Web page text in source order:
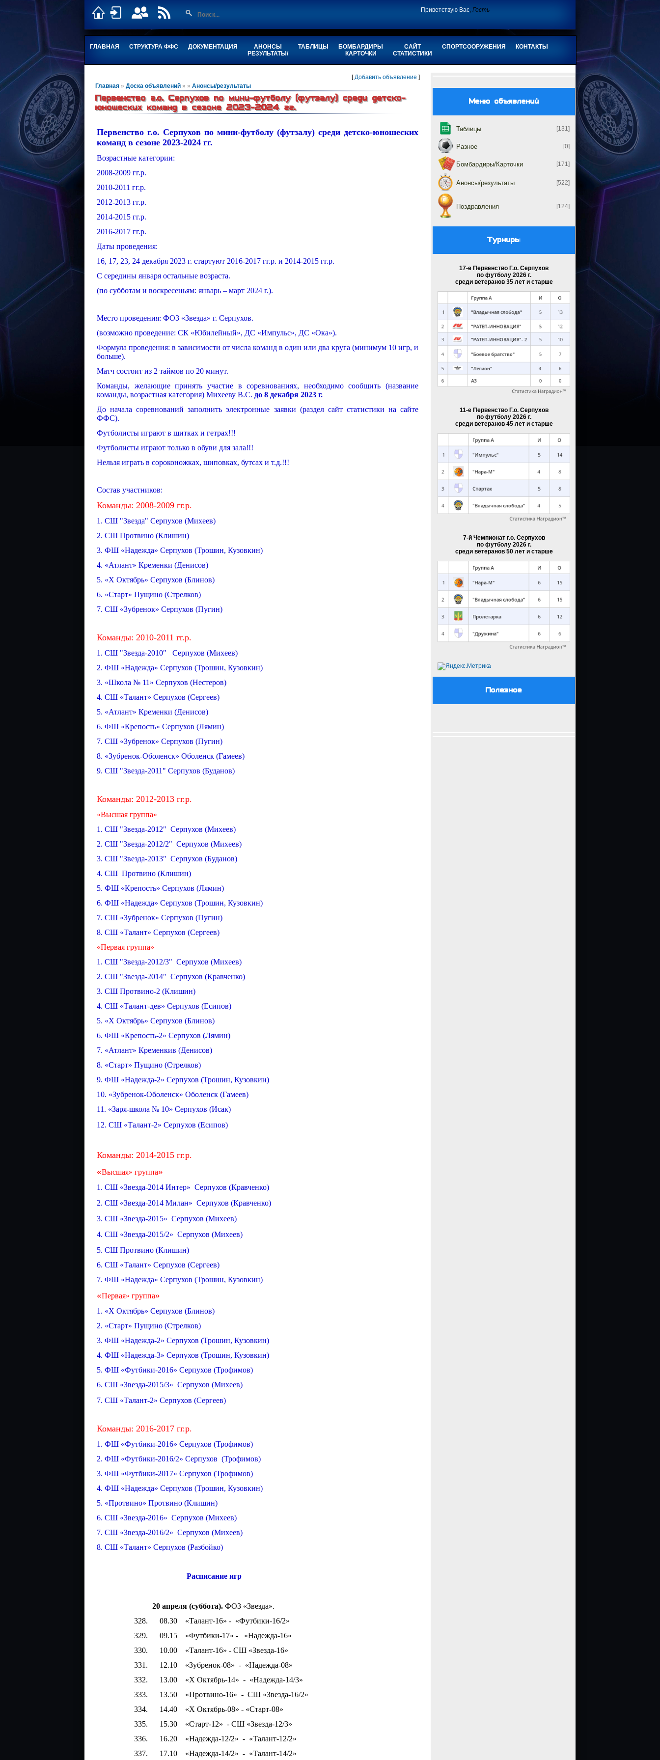
Приветствую Вас,Гость
ГЛАВНАЯ СТРУКТУРА ФФС ДОКУМЕНТАЦИЯ
АНОНСЫ
РЕЗУЛЬТАТЫ/
ТАБЛИЦЫ
БОМБАРДИРЫ
КАРТОЧКИ
САЙТ
СТАТИСТИКИ
СПОРТСООРУЖЕНИЯ КОНТАКТЫ
[Добавить объявление ]
Главная » Доска объявлений » » Анонсы/результаты
Первенство г.о. Серпухов по мини-футболу (футзалу) среди детско-
юношеских команд в сезоне 2023-2024 гг.
Первенство г.о. Серпухов по мини-футболу (футзалу) среди детско-юношеских
команд в сезоне 2023-2024 гг.
Возрастные категории:
2008-2009 гг.р.
2010-2011 гг.р.
2012-2013 гг.р.
2014-2015 гг.р.
2016-2017 гг.р.
Даты проведения:
16, 17, 23, 24 декабря 2023 г. стартуют 2016-2017 гг.р. и 2014-2015 гг.р.
С середины января остальные возраста.
(по субботам и воскресеньям: январь – март 2024 г.).
Место проведения: ФОЗ «Звезда» г. Серпухов.
(возможно проведение: СК «Юбилейный», ДС «Импульс», ДС «Ока»).
Формула проведения: в зависимости от числа команд в один или два круга (минимум 10 игр, и
больше).
Матч состоит из 2 таймов по 20 минут.
Команды, желающие принять участие в соревнованиях, необходимо сообщить (название
команды, возрастная категория) Михееву В.С. до 8 декабря 2023 г.
До начала соревнований заполнить электронные заявки (раздел сайт статистики на сайте
ФФС).
Футболисты играют в щитках и гетрах!!!
Футболисты играют только в обуви для зала!!!
Нельзя играть в сороконожках, шиповках, бутсах и т.д.!!!
Состав участников:
Команды: 2008-2009 гг.р.
1. СШ "Звезда" Серпухов (Михеев)
2. СШ Протвино (Клишин)
3. ФШ «Надежда» Серпухов (Трошин, Кузовкин)
4. «Атлант» Кременки (Денисов)
5. «Х Октябрь» Серпухов (Блинов)
6. «Старт» Пущино (Стрелков)
7. СШ «Зубренок» Серпухов (Пугин)
Команды: 2010-2011 гг.р.
1. СШ "Звезда-2010" Серпухов (Михеев)
2. ФШ «Надежда» Серпухов (Трошин, Кузовкин)
3. «Школа № 11» Серпухов (Нестеров)
4. СШ «Талант» Серпухов (Сергеев)
5. «Атлант» Кременки (Денисов)
6. ФШ «Крепость» Серпухов (Лямин)
7. СШ «Зубренок» Серпухов (Пугин)
8. «Зубренок-Оболенск» Оболенск (Гамеев)
9. СШ "Звезда-2011" Серпухов (Буданов)
Команды: 2012-2013 гг.р.
«Высшая группа»
1. СШ "Звезда-2012" Серпухов (Михеев)
2. СШ "Звезда-2012/2" Серпухов (Михеев)
3. СШ "Звезда-2013" Серпухов (Буданов)
4. СШ Протвино (Клишин)
5. ФШ «Крепость» Серпухов (Лямин)
6. ФШ «Надежда» Серпухов (Трошин, Кузовкин)
7. СШ «Зубренок» Серпухов (Пугин)
8. СШ «Талант» Серпухов (Сергеев)
«Первая группа»
1. СШ "Звезда-2012/3" Серпухов (Михеев)
2. СШ "Звезда-2014" Серпухов (Кравченко)
3. СШ Протвино-2 (Клишин)
4. СШ «Талант-дев» Серпухов (Есипов)
5. «Х Октябрь» Серпухов (Блинов)
6. ФШ «Крепость-2» Серпухов (Лямин)
7. «Атлант» Кременкив (Денисов)
8. «Старт» Пущино (Стрелков)
9. ФШ «Надежда-2» Серпухов (Трошин, Кузовкин)
10. «Зубренок-Оболенск» Оболенск (Гамеев)
11. «Заря-школа № 10» Серпухов (Исак)
12. СШ «Талант-2» Серпухов (Есипов)
Команды: 2014-2015 гг.р.
«Высшая» группа»
1. СШ «Звезда-2014 Интер» Серпухов (Кравченко)
2. СШ «Звезда-2014 Милан» Серпухов (Кравченко)
3. СШ «Звезда-2015» Серпухов (Михеев)
4. СШ «Звезда-2015/2» Серпухов (Михеев)
5. СШ Протвино (Клишин)
6. СШ «Талант» Серпухов (Сергеев)
7. ФШ «Надежда» Серпухов (Трошин, Кузовкин)
«Первая» группа»
1. «Х Октябрь» Серпухов (Блинов)
2. «Старт» Пущино (Стрелков)
3. ФШ «Надежда-2» Серпухов (Трошин, Кузовкин)
4. ФШ «Надежда-3» Серпухов (Трошин, Кузовкин)
5. ФШ «Футбики-2016» Серпухов (Трофимов)
6. СШ «Звезда-2015/3» Серпухов (Михеев)
7. СШ «Талант-2» Серпухов (Сергеев)
Команды: 2016-2017 гг.р.
1. ФШ «Футбики-2016» Серпухов (Трофимов)
2. ФШ «Футбики-2016/2» Серпухов (Трофимов)
3. ФШ «Футбики-2017» Серпухов (Трофимов)
4. ФШ «Надежда» Серпухов (Трошин, Кузовкин)
5. «Протвино» Протвино (Клишин)
6. СШ «Звезда-2016» Серпухов (Михеев)
7. СШ «Звезда-2016/2» Серпухов (Михеев)
8. СШ «Талант» Серпухов (Разбойко)
Расписание игр
20 апреля (суббота). ФОЗ «Звезда».
328. 08.30 «Талант-16» - «Футбики-16/2»
329. 09.15 «Футбики-17» - «Надежда-16»
330. 10.00 «Талант-16» - СШ «Звезда-16»
331. 12.10 «Зубренок-08» - «Надежда-08»
332. 13.00 «Х Октябрь-14» - «Надежда-14/3»
333. 13.50 «Протвино-16» - СШ «Звезда-16/2»
334. 14.40 «Х Октябрь-08» - «Старт-08»
335. 15.30 «Старт-12» - СШ «Звезда-12/3»
336. 16.20 «Надежда-12/2» - «Талант-12/2»
337. 17.10 «Надежда-14/2» - «Талант-14/2»
Меню объявлений
Таблицы [131]
Разное [0]
Бомбардиры/Карточки [171]
Анонсы/результаты [522]
Поздравления [124]
Турниры
17-е Первенство Г.о. Серпухов
по футболу 2026 г.
среди ветеранов 35 лет и старше
11-е Первенство Г.о. Серпухов
по футболу 2026 г.
среди ветеранов 45 лет и старше
7-й Чемпионат г.о. Серпухов
по футболу 2026 г.
среди ветеранов 50 лет и старше
Полезное